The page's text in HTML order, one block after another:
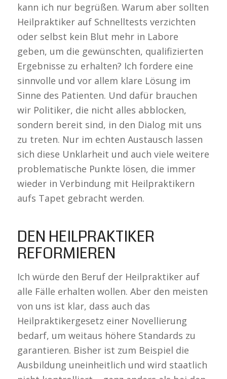
kann ich nur begrüßen. Warum aber sollten
Heilpraktiker auf Schnelltests verzichten
oder selbst kein Blut mehr in Labore
geben, um die gewünschten, qualifizierten
Ergebnisse zu erhalten? Ich fordere eine
sinnvolle und vor allem klare Lösung im
Sinne des Patienten. Und dafür brauchen
wir Politiker, die nicht alles abblocken,
sondern bereit sind, in den Dialog mit uns
zu treten. Nur im echten Austausch lassen
sich diese Unklarheit und auch viele weitere
problematische Punkte lösen, die immer
wieder in Verbindung mit Heilpraktikern
aufs Tapet gebracht werden.
DEN HEILPRAKTIKER
REFORMIEREN
Ich würde den Beruf der Heilpraktiker auf
alle Fälle erhalten wollen. Aber den meisten
von uns ist klar, dass auch das
Heilpraktikergesetz einer Novellierung
bedarf, um weitaus höhere Standards zu
garantieren. Bisher ist zum Beispiel die
Ausbildung uneinheitlich und wird staatlich